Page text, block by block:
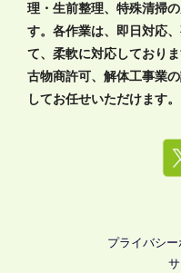
理・生前整理、特殊清掃
す。各作業は、即日対応
て、柔軟に対応しており
古物商許可、解体工事業
してお任せいただけます。
プライバシ